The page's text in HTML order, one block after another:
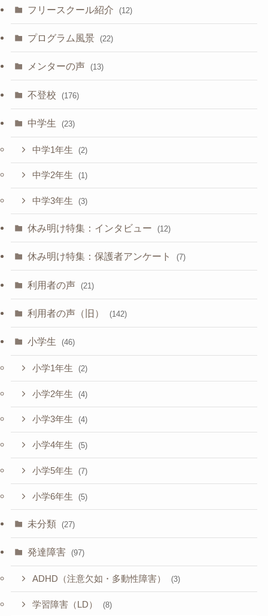
フリースクール紹介 (12)
プログラム風景 (22)
メンターの声 (13)
不登校 (176)
中学生 (23)
中学1年生 (2)
中学2年生 (1)
中学3年生 (3)
休み明け特集：インタビュー (12)
休み明け特集：保護者アンケート (7)
利用者の声 (21)
利用者の声（旧） (142)
小学生 (46)
小学1年生 (2)
小学2年生 (4)
小学3年生 (4)
小学4年生 (5)
小学5年生 (7)
小学6年生 (5)
未分類 (27)
発達障害 (97)
ADHD（注意欠如・多動性障害） (3)
学習障害（LD） (8)